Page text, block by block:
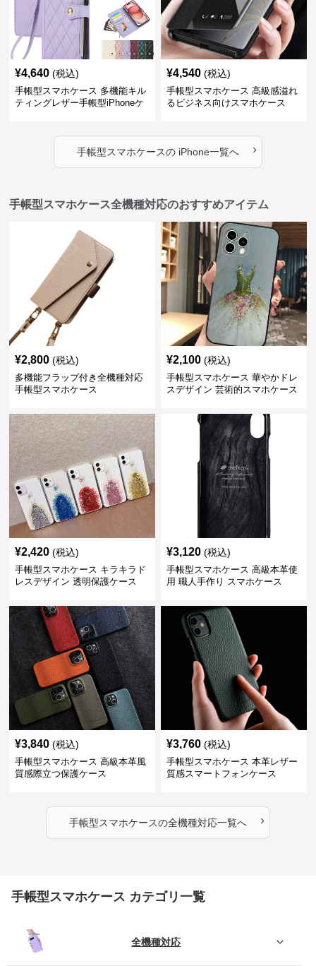
¥4,640 (税込)
手帳型スマホケース 多機能キル
ティングレザー手帳型iPhoneケ
¥4,540 (税込)
手帳型スマホケース 高級感溢れ
るビジネス向けスマホケース
手帳型スマホケースのiPhone一覧へ ›
手帳型スマホケース全機種対応のおすすめアイテム
¥2,800 (税込)
多機能フラップ付き全機種対応
手帳型スマホケース
¥2,100 (税込)
手帳型スマホケース 華やかドレ
スデザイン 芸術的スマホケース
¥2,420 (税込)
手帳型スマホケース キラキラド
レスデザイン 透明保護ケース
¥3,120 (税込)
手帳型スマホケース 高級本革使
用 職人手作り スマホケース
¥3,840 (税込)
手帳型スマホケース 高級本革風
質感際立つ保護ケース
¥3,760 (税込)
手帳型スマホケース 本革レザー
質感スマートフォンケース
手帳型スマホケースの全機種対応一覧へ ›
手帳型スマホケース カテゴリ一覧
全機種対応